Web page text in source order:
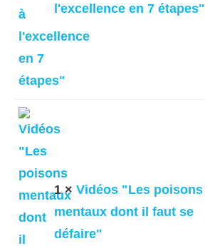
l'excellence en 7 étapes"
1 ×Vidéos "Les poisons
mentaux dont il faut se
défaire"